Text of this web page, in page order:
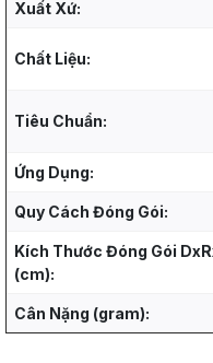
Xuất Xứ:
Chất Liệu:
Tiêu Chuẩn:
Ứng Dụng:
Quy Cách Đóng Gói:
Kích Thước Đóng Gói
(cm):
Cân Nặng (gram):